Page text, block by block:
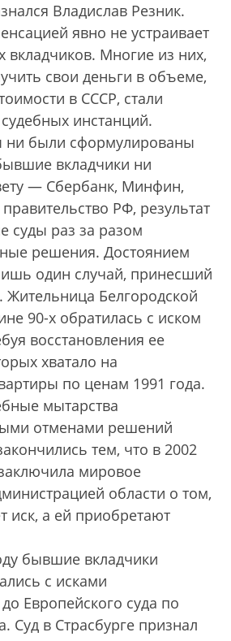
Владислав Резник.
явно не устраивает
вкладчиков. Многие из них,
свои деньги в объеме,
в СССР, стали
инстанций.
ни были сформулированы
вкладчики ни
— Сбербанк, Минфин,
РФ, результат
суды раз за разом
решения. Достоянием
один случай, принесший
Жительница Белгородской
90-х обратилась с иском
восстановления ее
хватало на
по ценам 1991 года.
мытарства
отменами решений
тем, что в 2002
мировое
области о том,
иск, а ей приобретают
бывшие вкладчики
с исками
Европейского суда по
Суд в Страсбурге признал